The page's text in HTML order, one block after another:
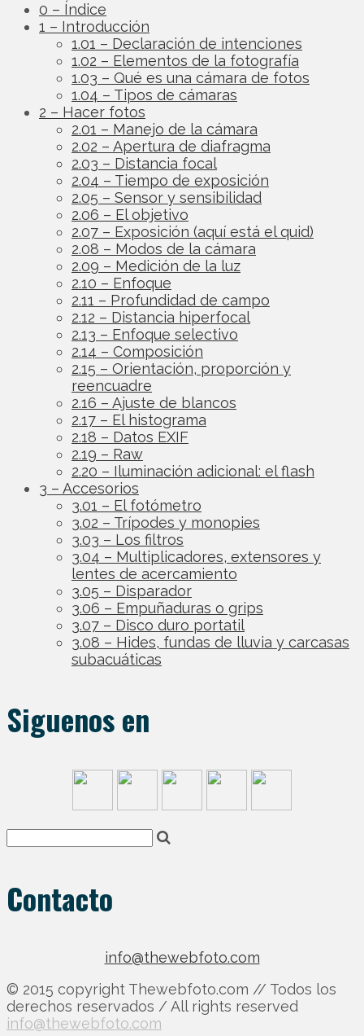
0 – Índice
1 – Introducción
1.01 – Declaración de intenciones
1.02 – Elementos de la fotografía
1.03 – Qué es una cámara de fotos
1.04 – Tipos de cámaras
2 – Hacer fotos
2.01 – Manejo de la cámara
2.02 – Apertura de diafragma
2.03 – Distancia focal
2.04 – Tiempo de exposición
2.05 – Sensor y sensibilidad
2.06 – El objetivo
2.07 – Exposición (aquí está el quid)
2.08 – Modos de la cámara
2.09 – Medición de la luz
2.10 – Enfoque
2.11 – Profundidad de campo
2.12 – Distancia hiperfocal
2.13 – Enfoque selectivo
2.14 – Composición
2.15 – Orientación, proporción y
reencuadre
2.16 – Ajuste de blancos
2.17 – El histograma
2.18 – Datos EXIF
2.19 – Raw
2.20 – Iluminación adicional: el flash
3 – Accesorios
3.01 – El fotómetro
3.02 – Trípodes y monopies
3.03 – Los filtros
3.04 – Multiplicadores, extensores y
lentes de acercamiento
3.05 – Disparador
3.06 – Empuñaduras o grips
3.07 – Disco duro portatil
3.08 – Hides, fundas de lluvia y carcasas
subacuáticas
Siguenos en
Contacto
info@thewebfoto.com
© 2015 copyright Thewebfoto.com // Todos los
derechos reservados / All rights reserved
info@thewebfoto.com